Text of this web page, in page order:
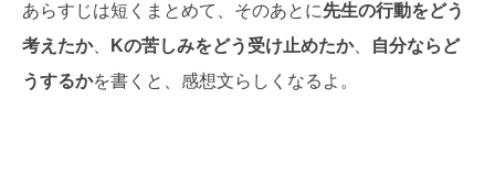
あらすじは短くまとめて、そのあとに先生の行動をどう
考えたか、 Kの苦しみをどう受け止めたか、
自分ならど
うするかを書くと、感想文らしくなるよ。